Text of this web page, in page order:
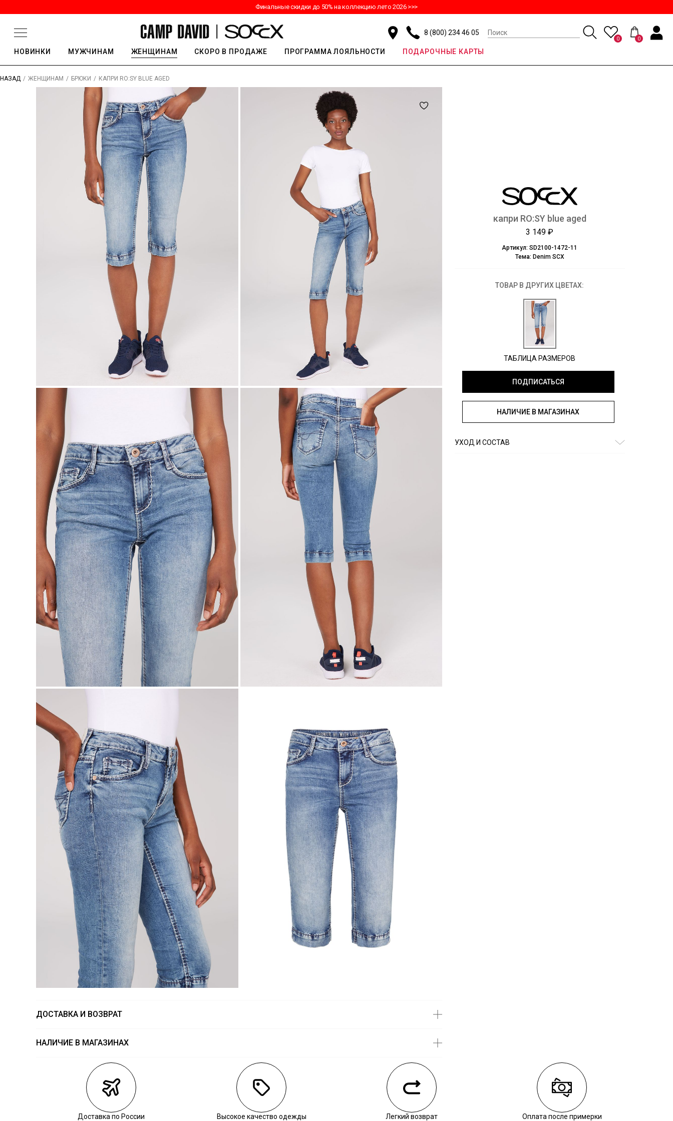
Финальные скидки до 50% на коллекцию лето 2026 >>>
8 (800) 234 46 05
0 0
НОВИНКИ МУЖЧИНАМ ЖЕНЩИНАМ СКОРО В ПРОДАЖЕ ПРОГРАММА ЛОЯЛЬНОСТИ ПОДАРОЧНЫЕ КАРТЫ
НАЗАД / ЖЕНЩИНАМ / БРЮКИ / КАПРИ RO:SY BLUE AGED
ДОСТАВКА И ВОЗВРАТ
Курьерская доставка СДЭК
Самовывоз из пункта выдачи СДЭК
Самовывоз из наших магазинов
НАЛИЧИЕ В МАГАЗИНАХ
капри RO:SY blue aged
3 149 ₽
Артикул: SD2100-1472-11
Тема: Denim SCX
ТОВАР В ДРУГИХ ЦВЕТАХ:
ТАБЛИЦА РАЗМЕРОВ
ПОДПИСАТЬСЯ
НАЛИЧИЕ В МАГАЗИНАХ
УХОД И СОСТАВ
Доставка по России Высокое качество одежды Легкий возврат Оплата после примерки